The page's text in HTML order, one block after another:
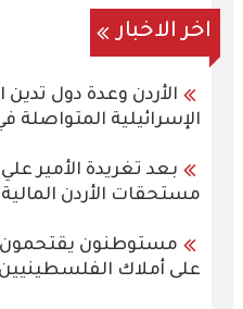
اخر الاخبار
الأردن وعدة دول تدين
الإسرائيلية المتواصلة
بعد تغريدة الأمير
مستحقات الأردن
مستوطنون يقتحمون
على أملاك